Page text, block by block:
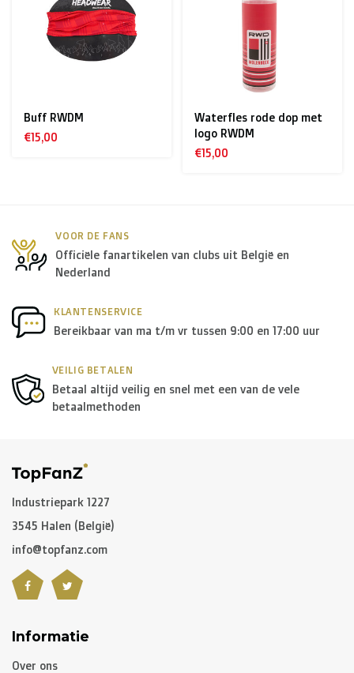
Buff RWDM
€15,00
Waterfles rode dop met
logo RWDM
€15,00
VOOR DE FANS
Officiële fanartikelen van clubs uit België en
Nederland
KLANTENSERVICE
Bereikbaar van ma t/m vr tussen 9:00 en 17:00 uur
VEILIG BETALEN
Betaal altijd veilig en snel met een van de vele
betaalmethoden
Industriepark 1227
3545 Halen (België)
info@topfanz.com
Informatie
Over ons